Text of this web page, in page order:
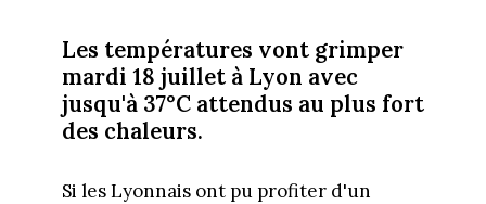
Les températures vont grimper
mardi 18 juillet à Lyon avec
jusqu'à 37°C attendus au plus fort
des chaleurs.
Si les Lyonnais ont pu profiter d'un